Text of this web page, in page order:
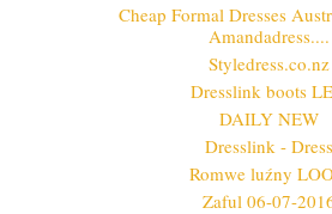
Cheap Formal Dresses
Amandadress....
Styledress.co.nz
Dresslink boots
DAILY NEW
Dresslink - Dress
Romwe luźny
Zaful 06-07-